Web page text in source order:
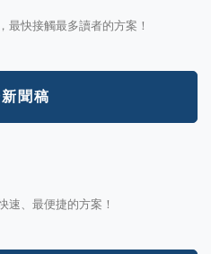
快接觸最多讀者的方案！
聞稿
速、最便捷的方案！